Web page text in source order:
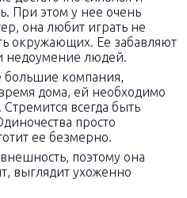
При этом у нее очень
она любит играть не
окружающих. Ее забавляют
недоумение людей.
компания,
дома, ей необходимо
всегда быть
просто
ее безмерно.
поэтому она
выглядит ухоженно